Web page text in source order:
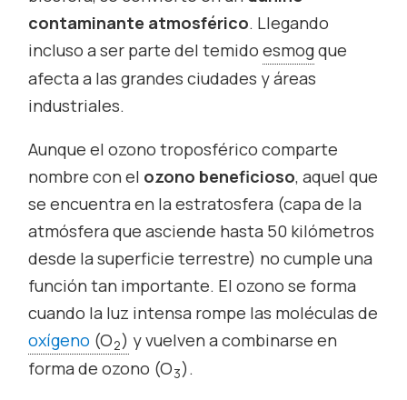
contaminante atmosférico. Llegando
incluso a ser parte del temidoesmogque
afecta a las grandes ciudades y áreas
industriales.
Aunque el ozono troposférico comparte
nombre con el ozono beneficioso, aquel que
se encuentra en la estratosfera (capa de la
atmósfera que asciende hasta 50 kilómetros
desde la superficie terrestre) no cumple una
función tan importante. El ozono se forma
cuando la luz intensa rompe las moléculas de
oxígeno (O2) y vuelven a combinarse en
forma de ozono (O3).